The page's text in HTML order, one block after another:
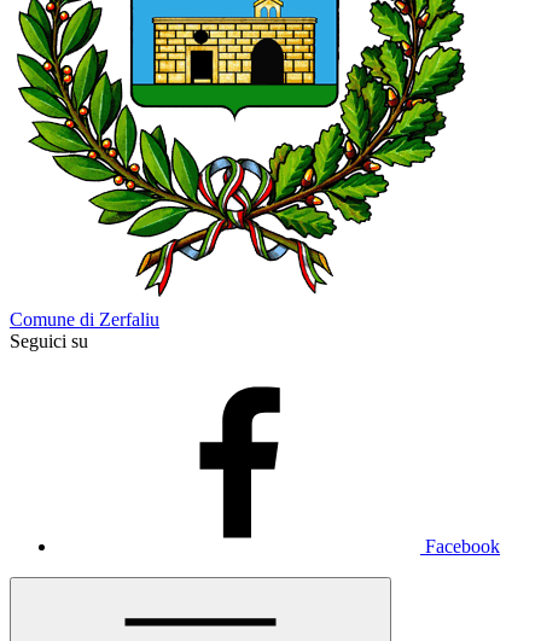
Comune di Zerfaliu
Seguici su
Facebook